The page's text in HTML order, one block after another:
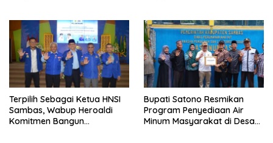
Terpilih Sebagai Ketua HNSI
Sambas, Wabup Heroaldi
Komitmen Bangun
Bupati Satono Resmikan
Program Penyediaan Air
Minum Masyarakat di Desa